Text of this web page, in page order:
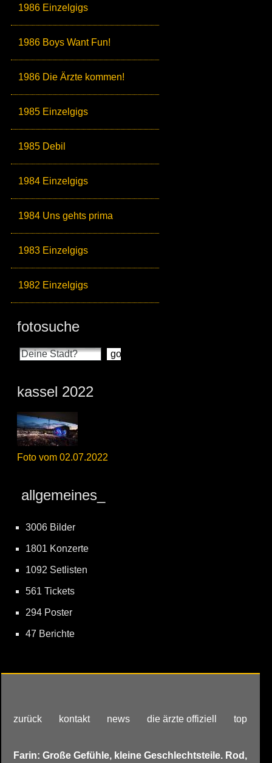
1986 Einzelgigs
1986 Boys Want Fun!
1986 Die Ärzte kommen!
1985 Einzelgigs
1985 Debil
1984 Einzelgigs
1984 Uns gehts prima
1983 Einzelgigs
1982 Einzelgigs
fotosuche
kassel 2022
Foto vom 02.07.2022
allgemeines_
3006 Bilder
1801 Konzerte
1092 Setlisten
561 Tickets
294 Poster
47 Berichte
zurück kontakt news die ärzte offiziell top
Farin: Große Gefühle, kleine Geschlechtsteile. Rod,